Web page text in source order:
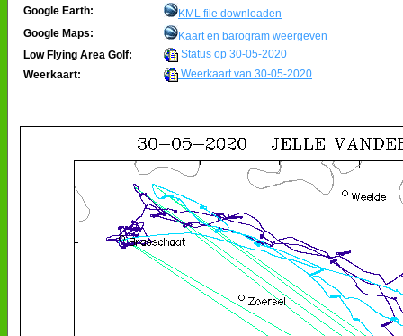
Google Earth:
KML file downloaden
Google Maps:
Kaart en barogram weergeven
Low Flying Area Golf:
Status op 30-05-2020
Weerkaart:
Weerkaart van 30-05-2020